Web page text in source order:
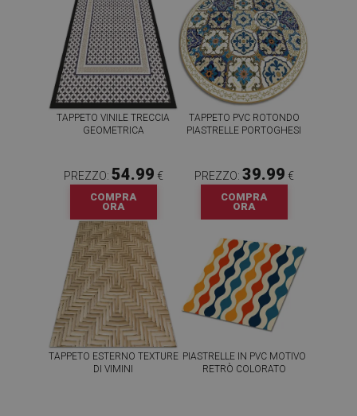
TAPPETO VINILE TRECCIA
GEOMETRICA
PREZZO: 54.99 €
COMPRA
ORA
TAPPETO PVC ROTONDO
PIASTRELLE PORTOGHESI
PREZZO: 39.99 €
COMPRA
ORA
TAPPETO ESTERNO TEXTURE
DI VIMINI
PIASTRELLE IN PVC MOTIVO
RETRÒ COLORATO